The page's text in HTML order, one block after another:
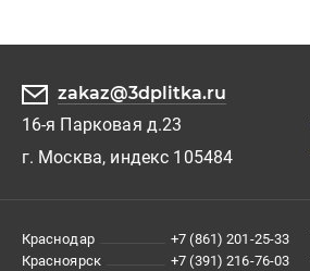
zakaz@3dplitka.ru
16-я Парковая д.23
г. Москва, индекс 105484
Краснодар
+7 (861) 201-25-33
Красноярск
+7 (391) 216-76-03